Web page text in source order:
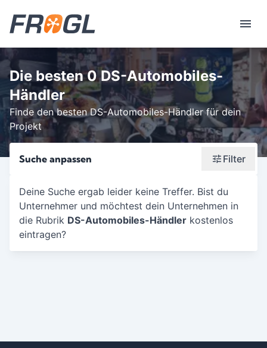
Die besten 0 DS-Automobiles-
Händler
Finde den besten DS-Automobiles-Händler für dein
Projekt
Suche anpassen Filter
Wonach suchst du?
Stadt oder Postleitzahl
Deine Suche ergab leider keine Treffer. Bist du
Unternehmer und möchtest dein Unternehmen in
die Rubrik DS-Automobiles-Händler kostenlos
eintragen?